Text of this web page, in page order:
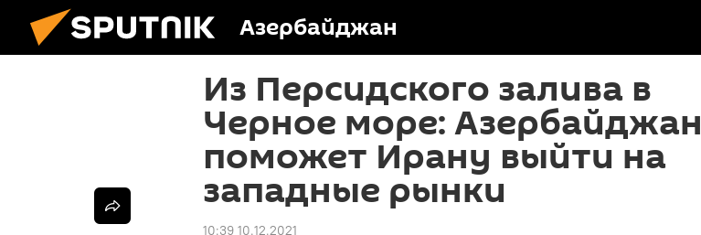
Азербайджан
Из Персидского залива в
Черное море: Азербайджан
поможет Ирану выйти на
западные рынки
10:39 10.12.2021